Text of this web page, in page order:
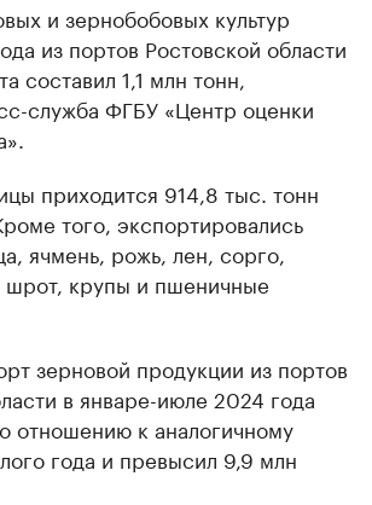
и зернобобовых культур
из портов Ростовской области
составил 1,1 млн тонн,
служба ФГБУ «Центр оценки
приходится 914,8 тыс. тонн
того, экспортировались
ячмень, рожь, лен, сорго,
шрот, крупы и пшеничные
зерновой продукции из портов
в январе-июле 2024 года
отношению к аналогичному
года и превысил 9,9 млн